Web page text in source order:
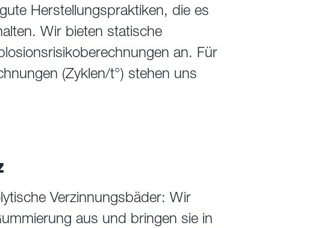
Herstellungspraktiken, die es
Wir bieten statische
an. Für
(Zyklen/t°) stehen uns
Verzinnungsbäder: Wir
aus und bringen sie in